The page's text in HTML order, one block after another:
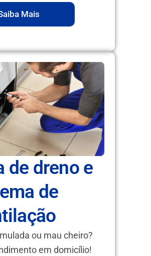
Mais
de dreno e
de
ou mau cheiro?
em domicílio!